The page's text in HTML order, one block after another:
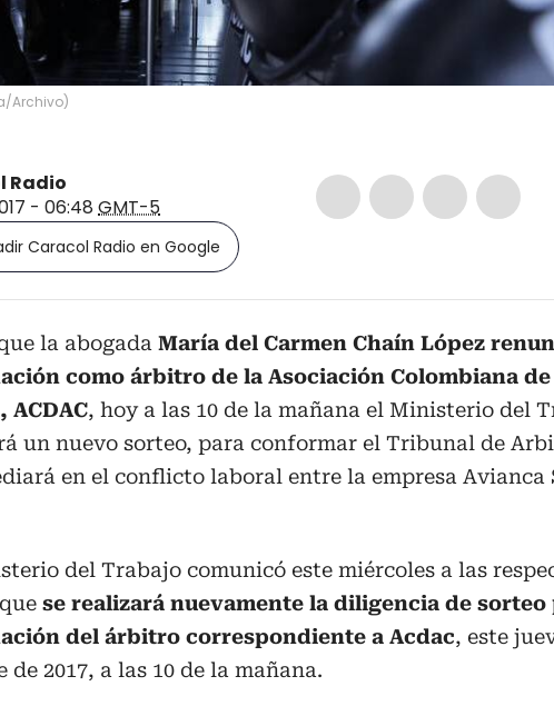
Archivo)
Radio
- 06:48 GMT-5
Caracol Radio en Google
la abogada María del Carmen Chaín López
como árbitro de la Asociación Colombiana
ACDAC, hoy a las 10 de la mañana el Ministerio del
un nuevo sorteo, para conformar el Tribunal de
en el conflicto laboral entre la empresa Avianca
del Trabajo comunicó este miércoles a las
se realizará nuevamente la diligencia de sorteo
del árbitro correspondiente a Acdac, este
de 2017, a las 10 de la mañana.